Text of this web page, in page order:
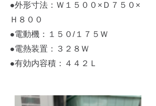
●外形寸法：Ｗ１５００×Ｄ７５０×
Ｈ８００
●電動機：１５０/１７５Ｗ
●電熱装置：３２８Ｗ
●有効内容積：４４２Ｌ